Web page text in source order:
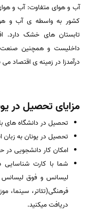
آب و هوای متفاوت: آب و
کشور به واسطه ی آب و
تابستان های خشک دارد.
داخلیست و همچنین صنعت
درآمدزا در زمینه ی اقتصاد
مزایای تحصیل در
تحصیل در دانشگاه های
تحصیل در یونان به زبان
امکان کار دانشجویی در
شما با کارت
لیسانس و فوق لیسانس
فرهنگی(تئاتر، سینما،
دریافت میکنید.